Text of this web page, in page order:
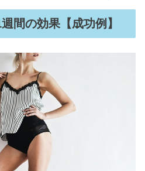
トで体重が減らない！初期の
る時期は？筋トレが理由？
ハウスコックスはダサい？愛
や年齢層の評判
ラの財布・5ACは使いにく
層＆愛用芸能人
間の効果【成功例】